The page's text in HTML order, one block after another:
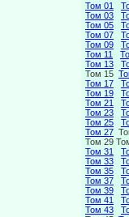
Том 01
Том 03
Том 05
Том 07
Том 09
Том 11
Том 13
Том 15
Том 17
Том 19
Том 21
Том 23
Том 25
Том 27
Том 29
Том 31
Том 33
Том 35
Том 37
Том 39
Том 41
Том 43